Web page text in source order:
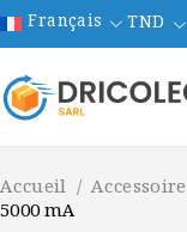
Français TND
Accueil /
5000 mA